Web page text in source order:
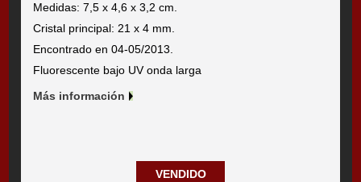
Medidas: 7,5 x 4,6 x 3,2 cm.
Cristal principal: 21 x 4 mm.
Encontrado en 04-05/2013.
Fluorescente bajo UV onda larga
Más información
VENDIDO